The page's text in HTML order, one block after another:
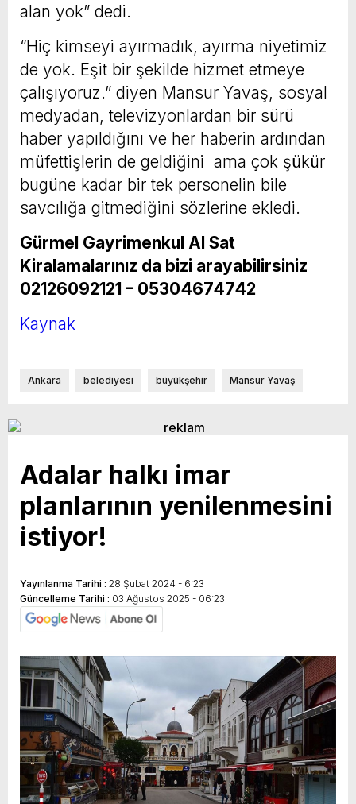
alan yok” dedi.
“Hiç kimseyi ayırmadık, ayırma niyetimiz
de yok. Eşit bir şekilde hizmet etmeye
çalışıyoruz.” diyen Mansur Yavaş, sosyal
medyadan, televizyonlardan bir sürü
haber yapıldığını ve her haberin ardından
müfettişlerin de geldiğini ama çok şükür
bugüne kadar bir tek personelin bile
savcılığa gitmediğini sözlerine ekledi.
Gürmel Gayrimenkul Al Sat
Kiralamalarınız da bizi arayabilirsiniz
02126092121 – 05304674742
Kaynak
Ankara belediyesi büyükşehir Mansur Yavaş
Adalar halkı imar
planlarının yenilenmesini
istiyor!
Yayınlanma Tarihi : 28 Şubat 2024 - 6:23
Güncelleme Tarihi : 03 Ağustos 2025 - 06:23